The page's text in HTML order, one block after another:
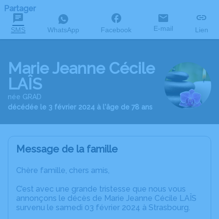
Partager
SMS WhatsApp Facebook E-mail Lien
Marie Jeanne Cécile
LAÎS
née GRAD
décédée le 3 février 2024 à l'âge de 78 ans
Message de la famille
Chère famille, chers amis,
C’est avec une grande tristesse que nous vous
annonçons le décès de Marie Jeanne Cécile LAÎS
survenu le samedi 03 février 2024 à Strasbourg.